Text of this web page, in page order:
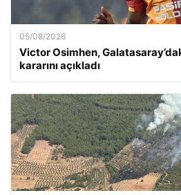
05/08/2026
Victor Osimhen,
kararını açıkladı